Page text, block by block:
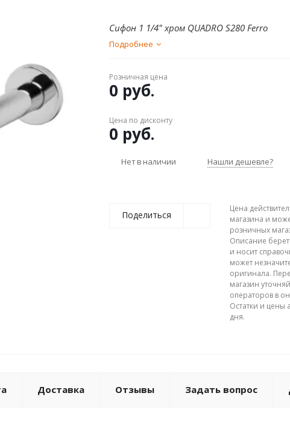
Сифон 1 1/4" хром QUADRO S280 Ferro
Подробнее
Розничная цена
0 руб.
Цена по дисконту
0 руб.
Нет в наличии Нашли дешевле?
Поделиться
Цена
магазина и
розничных
Описание
и носит
может
оригинала.
магазин
операторов в
Остатки и цены
дня.
Доставка Отзывы Задать вопрос